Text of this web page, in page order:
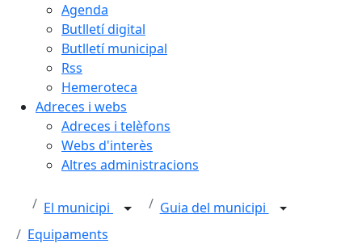
Agenda
Butlletí digital
Butlletí municipal
Rss
Hemeroteca
Adreces i webs
Adreces i telèfons
Webs d'interès
Altres administracions
El municipi
Guia del municipi
Equipaments